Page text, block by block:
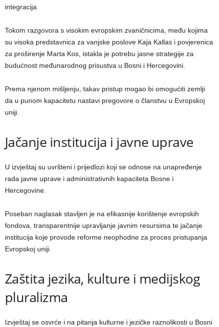
integracija.
Tokom razgovora s visokim evropskim zvaničnicima, među kojima
su visoka predstavnica za vanjske poslove Kaja Kallas i povjerenica
za proširenje Marta Kos, istakla je potrebu jasne strategije za
budućnost međunarodnog prisustva u Bosni i Hercegovini.
Prema njenom mišljenju, takav pristup mogao bi omogućiti zemlji
da u punom kapacitetu nastavi pregovore o članstvu u Evropskoj
uniji.
Jačanje institucija i javne uprave
U izvještaj su uvršteni i prijedlozi koji se odnose na unapređenje
rada javne uprave i administrativnih kapaciteta Bosne i
Hercegovine.
Poseban naglasak stavljen je na efikasnije korištenje evropskih
fondova, transparentnije upravljanje javnim resursima te jačanje
institucija koje provode reforme neophodne za proces pristupanja
Evropskoj uniji.
Zaštita jezika, kulture i medijskog
pluralizma
Izvještaj se osvrće i na pitanja kulturne i jezičke raznolikosti u Bosni